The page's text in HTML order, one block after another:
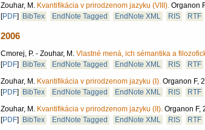
Zouhar, M. Kvantifikácia v prirodzenom jazyku (VIII). Organon
[PDF] BibTex EndNote Tagged EndNote XML RIS RTF
2006
Cmorej, P. - Zouhar, M. Vlastné mená, ich sémantika a
[PDF] BibTex EndNote Tagged EndNote XML RIS
RTF
Zouhar, M. Kvantifikácia v prirodzenom jazyku (I). Organon F,
[PDF] BibTex EndNote Tagged EndNote XML RIS
RTF
Zouhar, M. Kvantifikácia v prirodzenom jazyku (II). Organon F,
[PDF] BibTex EndNote Tagged EndNote XML RIS
RTF